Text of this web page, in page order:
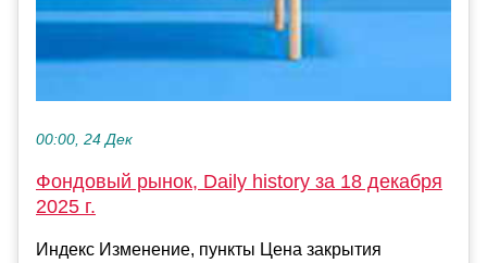
00:00, 24 Дек
Фондовый рынок, Daily history за 18 декабря
2025 г.
Индекс Изменение, пункты Цена закрытия